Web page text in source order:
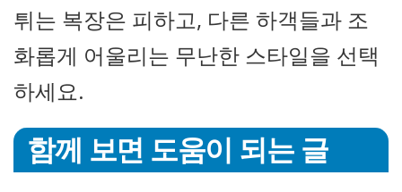
튀는 복장은 피하고, 다른 하객들과 조
화롭게 어울리는 무난한 스타일을 선택
하세요.
함께 보면 도움이 되는 글